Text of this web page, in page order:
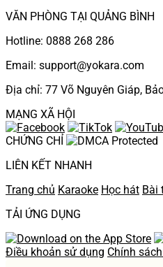
VĂN PHÒNG TẠI QUẢNG BÌNH
Hotline: 0888 268 286
Email: support@yokara.com
Địa chỉ: 77 Võ Nguyên Giáp,
MẠNG XÃ HỘI
CHỨNG CHỈ
LIÊN KẾT NHANH
Trang chủ Karaoke Học hát Bài
TẢI ỨNG DỤNG
Điều khoản sử dụng Chính